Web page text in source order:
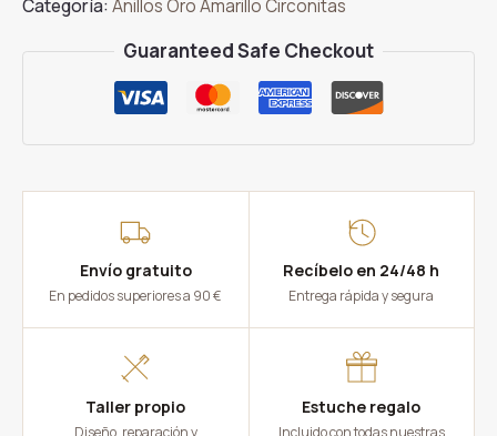
Amarillo
Categoría:Anillos Oro Amarillo Circonitas
Guaranteed Safe Checkout
Envío gratuito
En pedidos superiores a 90 €
Recíbelo en 24/48 h
Entrega rápida y segura
Taller propio
Diseño, reparación y
Estuche regalo
Incluido con todas nuestras